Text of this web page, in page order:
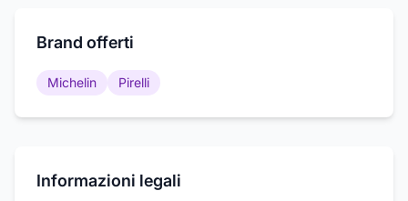
Brand offerti
Michelin Pirelli
Informazioni legali